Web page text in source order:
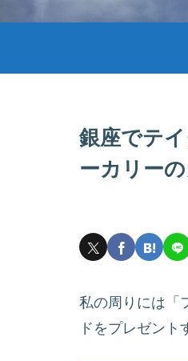
銀座でテ
ーカリー
私の周りには「
ドをプレゼント